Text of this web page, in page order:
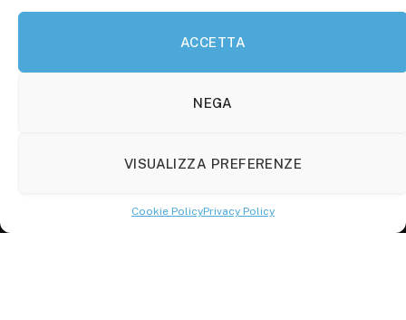
ACCETTA
NEGA
VISUALIZZA PREFERENZE
Cookie PolicyPrivacy Policy